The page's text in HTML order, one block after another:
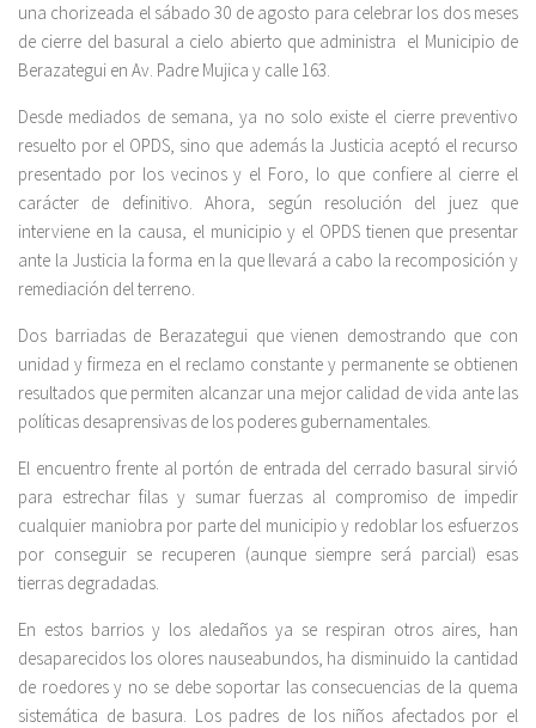
una chorizeada el sábado 30 de agosto para celebrar los dos meses
de cierre del basural a cielo abierto que administra el Municipio de
Berazategui en Av. Padre Mujica y calle 163.
Desde mediados de semana, ya no solo existe el cierre preventivo
resuelto por el OPDS, sino que además la Justicia aceptó el recurso
presentado por los vecinos y el Foro, lo que confiere al cierre el
carácter de definitivo. Ahora, según resolución del juez que
interviene en la causa, el municipio y el OPDS tienen que presentar
ante la Justicia la forma en la que llevará a cabo la recomposición y
remediación del terreno.
Dos barriadas de Berazategui que vienen demostrando que con
unidad y firmeza en el reclamo constante y permanente se obtienen
resultados que permiten alcanzar una mejor calidad de vida ante las
políticas desaprensivas de los poderes gubernamentales.
El encuentro frente al portón de entrada del cerrado basural sirvió
para estrechar filas y sumar fuerzas al compromiso de impedir
cualquier maniobra por parte del municipio y redoblar los esfuerzos
por conseguir se recuperen (aunque siempre será parcial) esas
tierras degradadas.
En estos barrios y los aledaños ya se respiran otros aires, han
desaparecidos los olores nauseabundos, ha disminuido la cantidad
de roedores y no se debe soportar las consecuencias de la quema
sistemática de basura. Los padres de los niños afectados por el